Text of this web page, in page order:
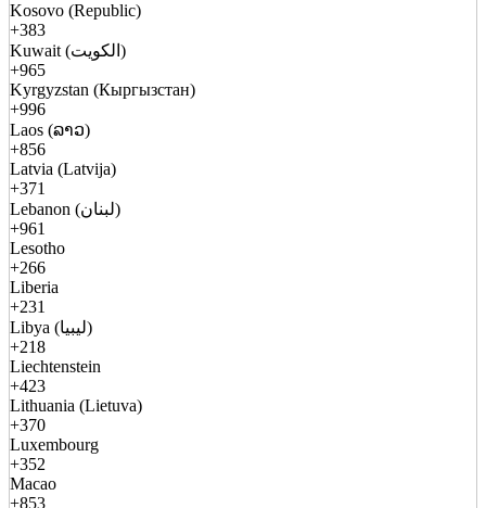
Kosovo (Republic)
+383
Kuwait (الكويت)
+965
Kyrgyzstan (Кыргызстан)
+996
Laos (ລາວ)
+856
Latvia (Latvija)
+371
Lebanon (لبنان)
+961
Lesotho
+266
Liberia
+231
Libya (ليبيا)
+218
Liechtenstein
+423
Lithuania (Lietuva)
+370
Luxembourg
+352
Macao
+853